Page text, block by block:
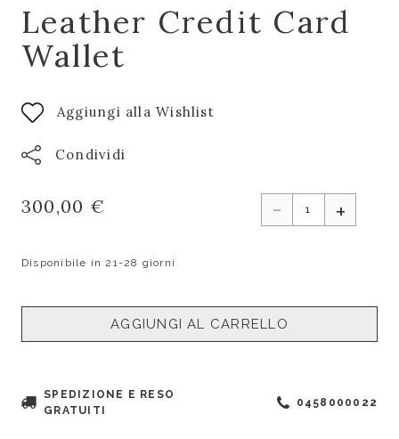
Leather Credit Card
Wallet
Aggiungi alla Wishlist
Condividi
300,00 € - +
Disponibile in 21-28 giorni
AGGIUNGI AL CARRELLO
SPEDIZIONE E RESO
GRATUITI
0458000022